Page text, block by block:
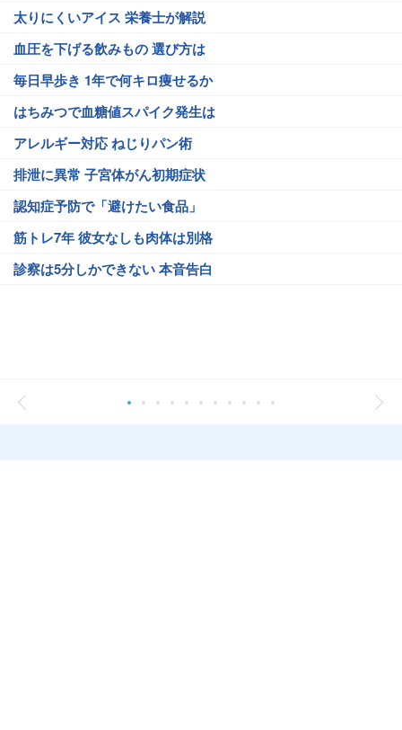
太りにくいアイス 栄養士が解説
血圧を下げる飲みもの 選び方は
毎日早歩き 1年で何キロ痩せるか
はちみつで血糖値スパイク発生は
アレルギー対応 ねじりパン術
排泄に異常 子宮体がん初期症状
認知症予防で「避けたい食品」
筋トレ7年 彼女なしも肉体は別格
診察は5分しかできない 本音告白